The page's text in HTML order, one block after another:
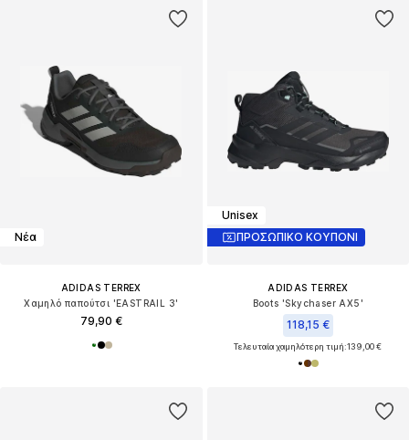
Νέα
ADIDAS TERREX
Χαμηλό παπούτσι 'EASTRAIL 3'
79,90 €
Unisex
ΠΡΟΣΩΠΙΚΟ ΚΟΥΠΟΝΙ
ADIDAS TERREX
Boots 'Skychaser AX5'
118,15 €
Τελευταία χαμηλότερη τιμή:139,00 €